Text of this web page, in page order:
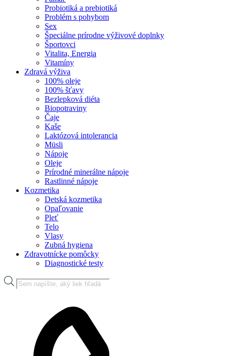
Probiotiká a prebiotiká
Problém s pohybom
Sex
Špeciálne prírodne výživové doplnky
Športovci
Vitalita, Energia
Vitamíny
Zdravá výživa
100% oleje
100% šťavy
Bezlepková diéta
Biopotraviny
Čaje
Kaše
Laktózová intolerancia
Müsli
Nápoje
Oleje
Prírodné minerálne nápoje
Rastlinné nápoje
Kozmetika
Detská kozmetika
Opaľovanie
Pleť
Telo
Vlasy
Zubná hygiena
Zdravotnícke pomôcky
Diagnostické testy
Products
search